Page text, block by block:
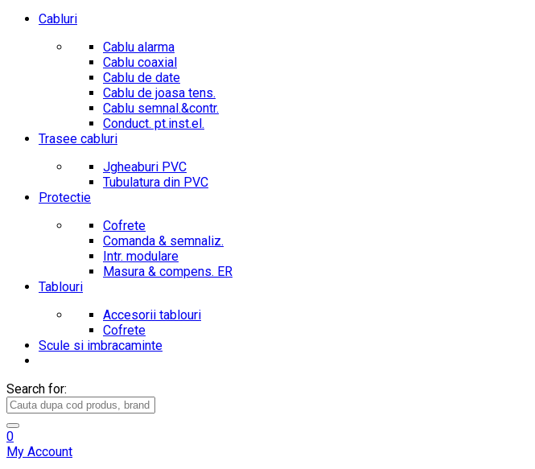
Cabluri
Cablu alarma
Cablu coaxial
Cablu de date
Cablu de joasa tens.
Cablu semnal.&contr.
Conduct. pt.inst.el.
Trasee cabluri
Jgheaburi PVC
Tubulatura din PVC
Protectie
Cofrete
Comanda & semnaliz.
Intr. modulare
Masura & compens. ER
Tablouri
Accesorii tablouri
Cofrete
Scule si imbracaminte
Search for:
0
My Account